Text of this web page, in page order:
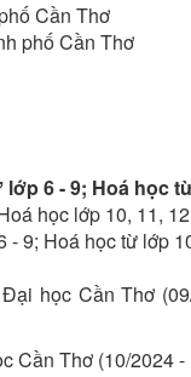
Cần Thơ
phố Cần Thơ
6 - 9; Hoá học
học lớp 10, 11, 12
- 9; Hoá học từ lớp
học Cần Thơ
Cần Thơ (10/2024 -